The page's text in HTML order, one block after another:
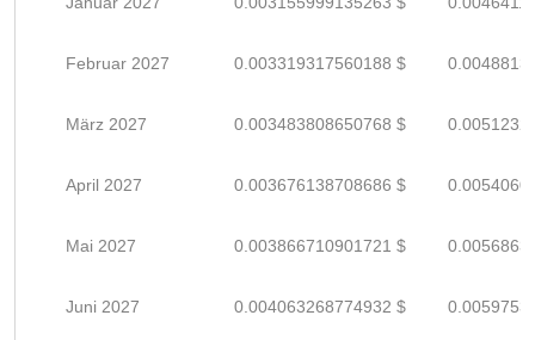
Februar 2027 0.003319317560188 $
März 2027 0.003483808650768 $
April 2027 0.003676138708686 $
Mai 2027 0.003866710901721 $
Juni 2027 0.004063268774932 $